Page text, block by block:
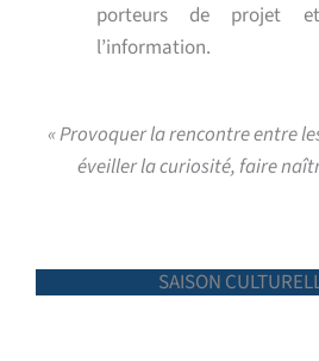
porteurs de projet
l’information.
« Provoquer la rencontre entre
éveiller la curiosité, faire
SAISON